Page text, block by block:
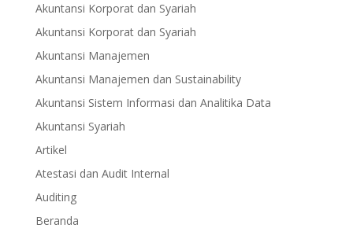
Akuntansi Korporat dan Syariah
Akuntansi Korporat dan Syariah
Akuntansi Manajemen
Akuntansi Manajemen dan Sustainability
Akuntansi Sistem Informasi dan Analitika Data
Akuntansi Syariah
Artikel
Atestasi dan Audit Internal
Auditing
Beranda